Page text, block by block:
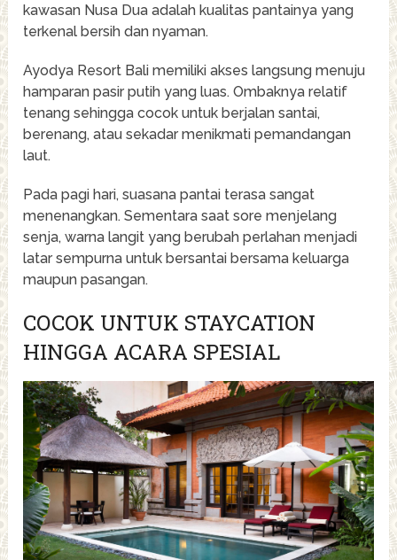
kawasan Nusa Dua adalah kualitas pantainya yang
terkenal bersih dan nyaman.
Ayodya Resort Bali memiliki akses langsung menuju
hamparan pasir putih yang luas. Ombaknya relatif
tenang sehingga cocok untuk berjalan santai,
berenang, atau sekadar menikmati pemandangan
laut.
Pada pagi hari, suasana pantai terasa sangat
menenangkan. Sementara saat sore menjelang
senja, warna langit yang berubah perlahan menjadi
latar sempurna untuk bersantai bersama keluarga
maupun pasangan.
COCOK UNTUK STAYCATION
HINGGA ACARA SPESIAL